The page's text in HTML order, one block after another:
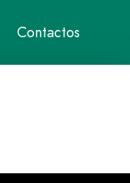
Contactos